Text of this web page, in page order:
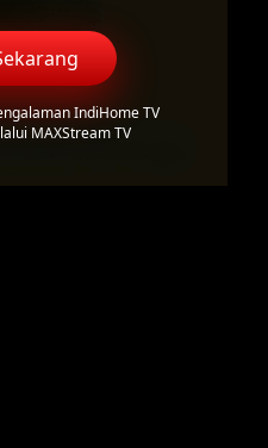
IndiHome TV
MAXStream TV